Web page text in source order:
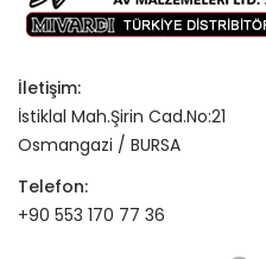
İletişim:
İstiklal Mah.Şirin Cad.No:21
Osmangazi / BURSA
Telefon:
+90 553 170 77 36